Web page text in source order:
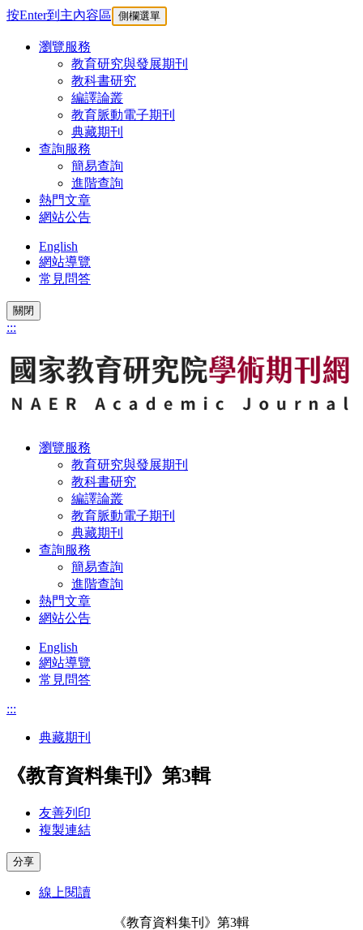
按Enter到主內容區 側欄選單
瀏覽服務
教育研究與發展期刊
教科書研究
編譯論叢
教育脈動電子期刊
典藏期刊
查詢服務
簡易查詢
進階查詢
熱門文章
網站公告
English
網站導覽
常見問答
關閉
:::
瀏覽服務
教育研究與發展期刊
教科書研究
編譯論叢
教育脈動電子期刊
典藏期刊
查詢服務
簡易查詢
進階查詢
熱門文章
網站公告
English
網站導覽
常見問答
:::
典藏期刊
《教育資料集刊》第3輯
友善列印
複製連結
分享
線上閱讀
《教育資料集刊》第3輯